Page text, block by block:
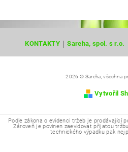
KONTAKTY Sareha, spol. s r.o.
2026 © Sareha, všechna
Vytvořil
Podle zákona o evidenci tržeb je prodávající
Zároveň je povinen zaevidovat přijatou
technického výpadku pak